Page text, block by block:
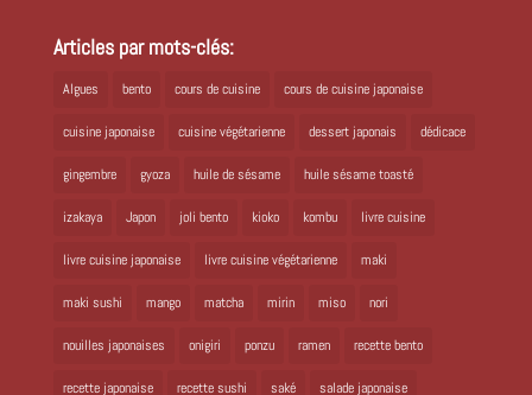
Articles par mots-clés:
Algues bento cours de cuisine cours de cuisine japonaise
cuisine japonaise cuisine végétarienne dessert japonais dédicace
gingembre gyoza huile de sésame huile sésame toasté
izakaya Japon joli bento kioko kombu livre cuisine
livre cuisine japonaise livre cuisine végétarienne maki
maki sushi mango matcha mirin miso nori
nouilles japonaises onigiri ponzu ramen recette bento
recette japonaise recette sushi saké salade japonaise